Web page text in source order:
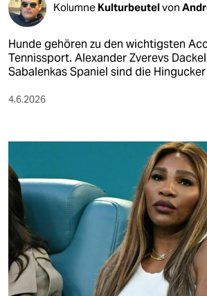
Kolumne Kulturbeutelvon
Hunde gehören zu den wichtigsten
Tennissport. Alexander Zverevs
Sabalenkas Spaniel sind die
4.6.2026